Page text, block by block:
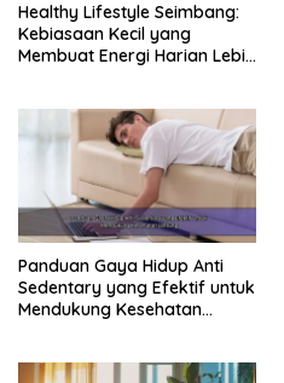
Healthy Lifestyle Seimbang:
Kebiasaan Kecil yang
Membuat Energi Harian Lebih
Panduan Gaya Hidup Anti
Sedentary yang Efektif untuk
Mendukung Kesehatan